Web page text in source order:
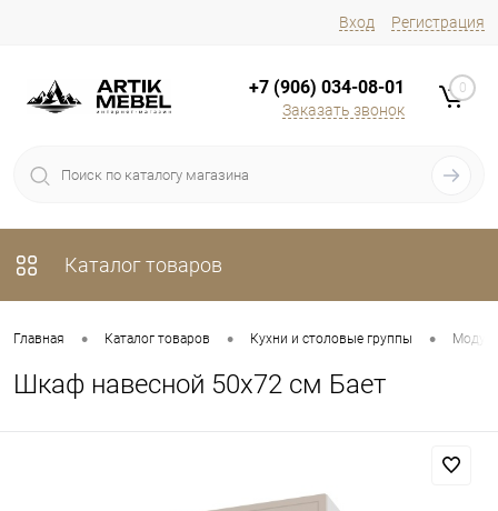
Вход Регистрация
+7 (906) 034-08-01
Заказать звонок
0
Каталог товаров
Главная • Каталог товаров • Кухни и столовые группы •
Шкаф навесной 50х72 см Бает